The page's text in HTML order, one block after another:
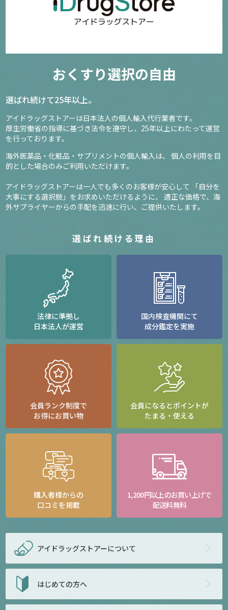
おくすり選択の自由
選ばれ続けて25年以上。
アイドラッグストアーは日本法人の個人輸入代行業者です。
厚生労働省の指導に基づき法令を遵守し、 25年以上にわたって運営
を行っております。
海外医薬品・化粧品・サプリメントの個人輸入は、
個人の利用を目
的とした場合のみご利用いただけます。
アイドラッグストアーは一人でも多くのお客様が安心して
「自分を
大事にする選択肢」をお求めいただけるように、
適正な価格で、海
外サプライヤーからの手配を迅速に行い、ご提供いたします。
選ばれ続ける理由
法律に準拠し
日本法人が運営
国内検査機関にて
成分鑑定を実施
会員ランク制度で
お得にお買い物
会員になるとポイントが
たまる・使える
購入者様からの
口コミを掲載
1,200円以上のお買い上げで
配送料無料
アイドラッグストアーについて
はじめての方へ